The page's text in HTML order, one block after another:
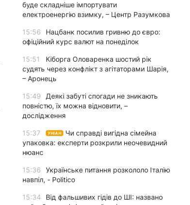
буде складніше імпортувати
електроенергію взимку, – Центр Разумкова
15:56
Нацбанк посилив гривню до євро:
офіційний курс валют на понеділок
15:51
Кіборга Оловаренка шостий рік
судять через конфлікт з агітаторами Шарія,
– Аронець
15:49
Деякі забуті спогади не зникають
повністю, їх можна відновити, –
дослідження
15:37 УНІАН
Чи справді вигідна сімейна
упаковка: експерти розкрили неочевидний
нюанс
15:36
Українське питання розкололо Італію
навпіл, - Politico
15:34
Від фальшивих гідів до ШІ: названо